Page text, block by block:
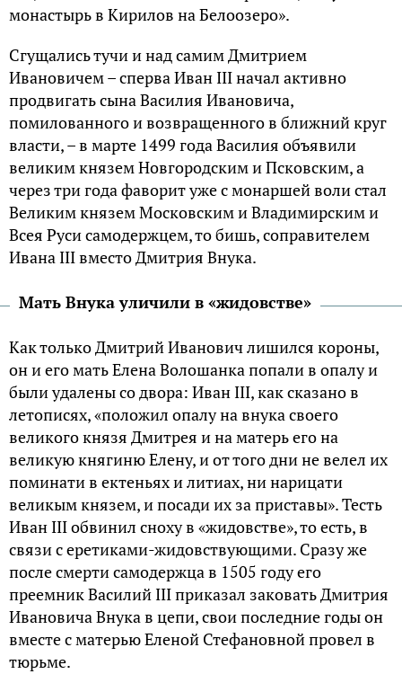
монастырь в Кирилов на Белоозеро».
Сгущались тучи и над самим Дмитрием
Ивановичем – сперва Иван III начал активно
продвигать сына Василия Ивановича,
помилованного и возвращенного в ближний круг
власти, – в марте 1499 года Василия объявили
великим князем Новгородским и Псковским, а
через три года фаворит уже с монаршей воли стал
Великим князем Московским и Владимирским и
Всея Руси самодержцем, то бишь, соправителем
Ивана III вместо Дмитрия Внука.
Мать Внука уличили в «жидовстве»
Как только Дмитрий Иванович лишился короны,
он и его мать Елена Волошанка попали в опалу и
были удалены со двора: Иван III, как сказано в
летописях, «положил опалу на внука своего
великого князя Дмитрея и на матерь его на
великую княгиню Елену, и от того дни не велел их
поминати в ектеньях и литиах, ни нарицати
великым князем, и посади их за приставы». Тесть
Иван III обвинил сноху в «жидовстве», то есть, в
связи с еретиками-жидовствующими. Сразу же
после смерти самодержца в 1505 году его
преемник Василий III приказал заковать Дмитрия
Ивановича Внука в цепи, свои последние годы он
вместе с матерью Еленой Стефановной провел в
тюрьме.